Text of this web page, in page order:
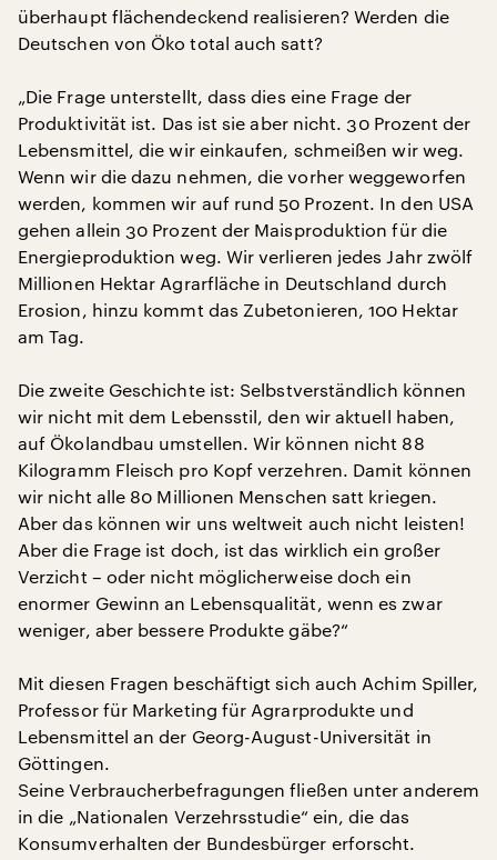
überhaupt flächendeckend realisieren? Werden die
Deutschen von Öko total auch satt?
„Die Frage unterstellt, dass dies eine Frage der
Produktivität ist. Das ist sie aber nicht. 30 Prozent der
Lebensmittel, die wir einkaufen, schmeißen wir weg.
Wenn wir die dazu nehmen, die vorher weggeworfen
werden, kommen wir auf rund 50 Prozent. In den USA
gehen allein 30 Prozent der Maisproduktion für die
Energieproduktion weg. Wir verlieren jedes Jahr zwölf
Millionen Hektar Agrarfläche in Deutschland durch
Erosion, hinzu kommt das Zubetonieren, 100 Hektar
am Tag.
Die zweite Geschichte ist: Selbstverständlich können
wir nicht mit dem Lebensstil, den wir aktuell haben,
auf Ökolandbau umstellen. Wir können nicht 88
Kilogramm Fleisch pro Kopf verzehren. Damit können
wir nicht alle 80 Millionen Menschen satt kriegen.
Aber das können wir uns weltweit auch nicht leisten!
Aber die Frage ist doch, ist das wirklich ein großer
Verzicht – oder nicht möglicherweise doch ein
enormer Gewinn an Lebensqualität, wenn es zwar
weniger, aber bessere Produkte gäbe?“
Mit diesen Fragen beschäftigt sich auch Achim Spiller,
Professor für Marketing für Agrarprodukte und
Lebensmittel an der Georg-August-Universität in
Göttingen.
Seine Verbraucherbefragungen fließen unter anderem
in die „Nationalen Verzehrsstudie“ ein, die das
Konsumverhalten der Bundesbürger erforscht.